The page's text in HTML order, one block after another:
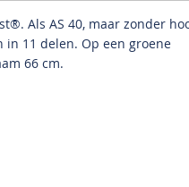
Als AS 40, maar zonder
in 11 delen.Op een groene
66 cm.